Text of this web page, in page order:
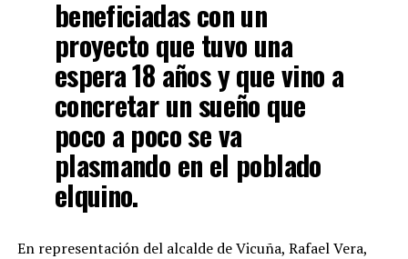
beneficiadas con un
proyecto que tuvo una
espera 18 años y que vino a
concretar un sueño que
poco a poco se va
plasmando en el poblado
elquino.
En representación del alcalde de Vicuña, Rafael Vera,